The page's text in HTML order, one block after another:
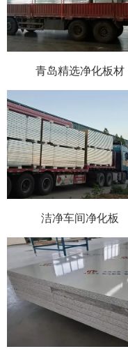
青岛精选净化板材
洁净车间净化板